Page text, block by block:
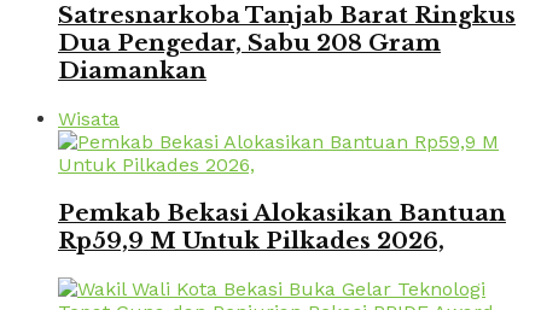
Satresnarkoba Tanjab Barat Ringkus
Dua Pengedar, Sabu 208 Gram
Diamankan
Wisata
Pemkab Bekasi Alokasikan Bantuan
Rp59,9 M Untuk Pilkades 2026,